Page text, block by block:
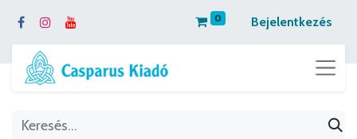
0 Bejelentkezés